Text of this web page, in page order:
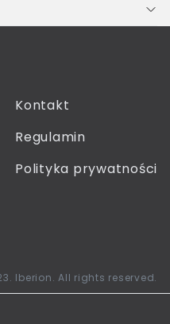
Kontakt
Regulamin
Polityka prywatności
Iberion. All rights reserved.